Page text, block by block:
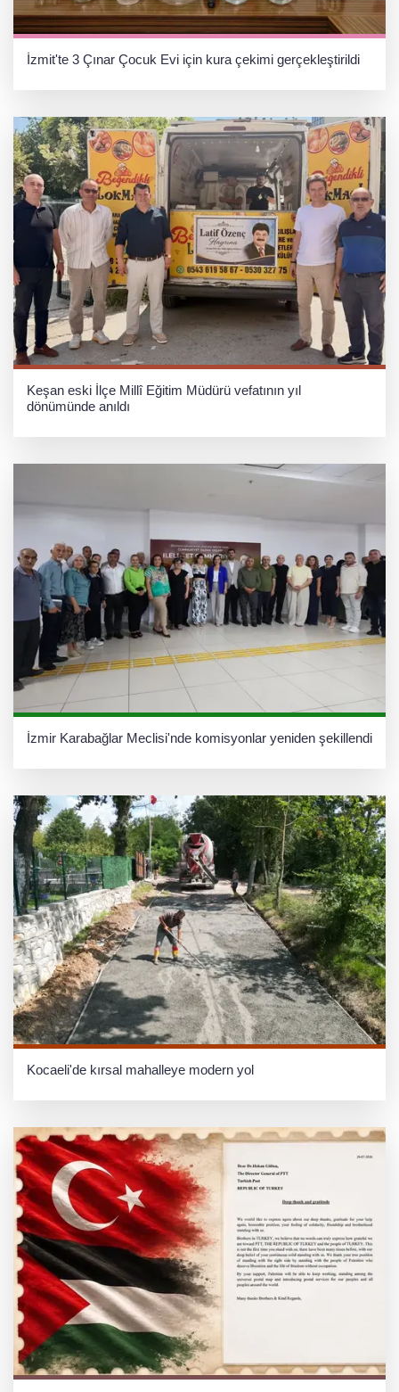
İzmit'te 3 Çınar Çocuk Evi için kura çekimi gerçekleştirildi
Keşan eski İlçe Millî Eğitim Müdürü vefatının yıl
dönümünde anıldı
İzmir Karabağlar Meclisi'nde komisyonlar yeniden şekillendi
Kocaeli'de kırsal mahalleye modern yol